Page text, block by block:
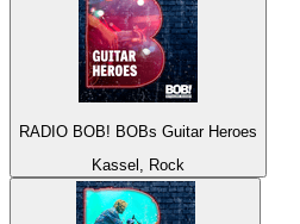
RADIO BOB! BOBs Guitar Heroes
Kassel, Rock